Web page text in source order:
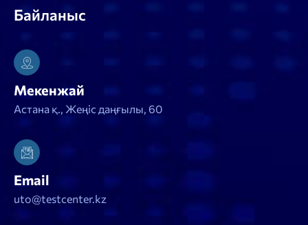
Байланыс
Мекенжай
Астана қ., Жеңіс даңғылы, 60
Email
uto@testcenter.kz